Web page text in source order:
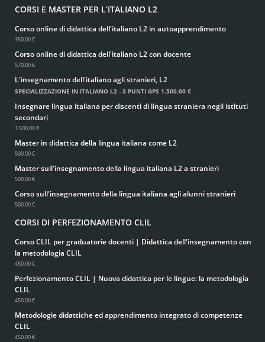
CORSI E MASTER PER L’ITALIANO L2
Corso online di didattica dell'italiano L2 in autoapprendimento
350,00 €
Corso online di didattica dell'italiano L2 con docente
570,00 €
L'insegnamento dell'italiano agli stranieri, L2
SPECIALIZZAZIONE IN ITALIANO L2 - 3 PUNTI GPS 1.500,00 €
Insegnare lingua italiana per discenti di lingua straniera negli istituti
secondari
1.500,00 €
Master in didattica della lingua italiana come L2
500,00 €
Master sull'insegnamento della lingua italiana L2 a stranieri
500,00 €
Corso sull'insegnamento della lingua italiana agli alunni stranieri
500,00 €
CORSI DI PERFEZIONAMENTO CLIL
Corso CLIL per graduatorie docenti | Didattica dell'insegnamento con
la metodologia CLIL
450,00 €
Perfezionamento CLIL | Nuova didattica per le lingue: la metodologia
CLIL
450,00 €
Metodologie didattiche ed apprendimento integrato di competenze
CLIL
450,00 €